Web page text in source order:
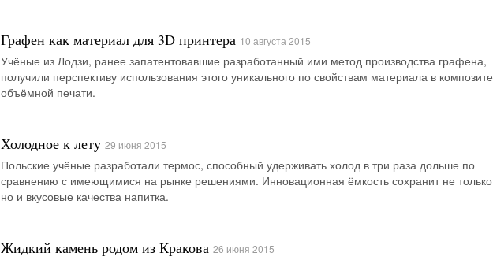
Графен как материал для 3D принтера 10 августа 2015
Учёные из Лодзи, ранее запатентовавшие разработанный ими метод производства графена,
получили перспективу использования этого уникального по свойствам материала в
объёмной печати.
Холодное к лету 29 июня 2015
Польские учёные разработали термос, способный удерживать холод в три раза дольше по
сравнению с имеющимися на рынке решениями. Инновационная ёмкость сохранит не
но и вкусовые качества напитка.
Жидкий камень родом из Кракова 26 июня 2015